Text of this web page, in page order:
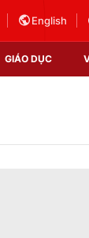
English
GIÁO DỤC